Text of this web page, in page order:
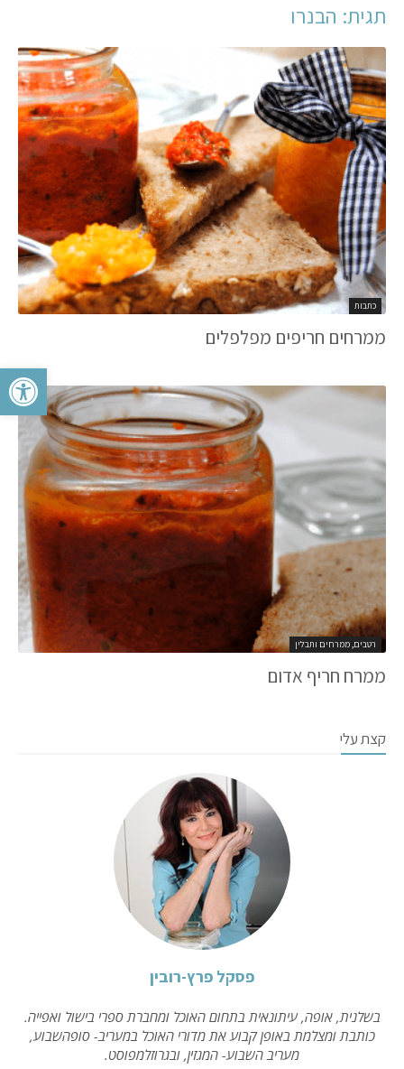
פתח
תגית: הבנרו
כתבות
ממרחים חריפים מפלפלים
רטבים, ממרחים ותבלין
ממרח חריף אדום
קצת עלי
פסקל פרץ-רובין
בשלנית, אופה, עיתונאית בתחום האוכל ומחברת ספרי בישול ואפייה.
כותבת ומצלמת באופן קבוע את מדורי האוכל במעריב- סופהשבוע,
מעריב השבוע- המגזין, ובגרוזלמפוסט.